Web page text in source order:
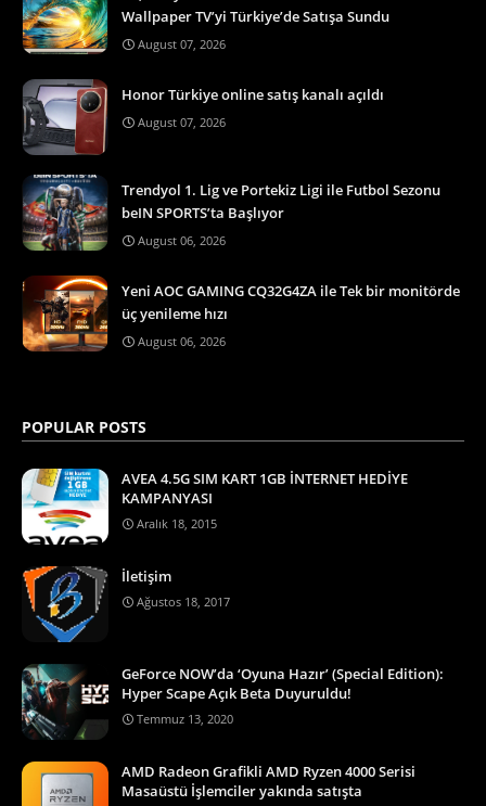
Wallpaper TV’yi Türkiye’de Satışa Sundu
August 07, 2026
Honor Türkiye online satış kanalı açıldı
August 07, 2026
Trendyol 1. Lig ve Portekiz Ligi ile Futbol Sezonu
beIN SPORTS’ta Başlıyor
August 06, 2026
Yeni AOC GAMING CQ32G4ZA ile Tek bir monitörde
üç yenileme hızı
August 06, 2026
POPULAR POSTS
AVEA 4.5G SIM KART 1GB İNTERNET HEDİYE
KAMPANYASI
Aralık 18, 2015
İletişim
Ağustos 18, 2017
GeForce NOW’da ‘Oyuna Hazır’ (Special Edition):
Hyper Scape Açık Beta Duyuruldu!
Temmuz 13, 2020
AMD Radeon Grafikli AMD Ryzen 4000 Serisi
Masaüstü İşlemciler yakında satışta